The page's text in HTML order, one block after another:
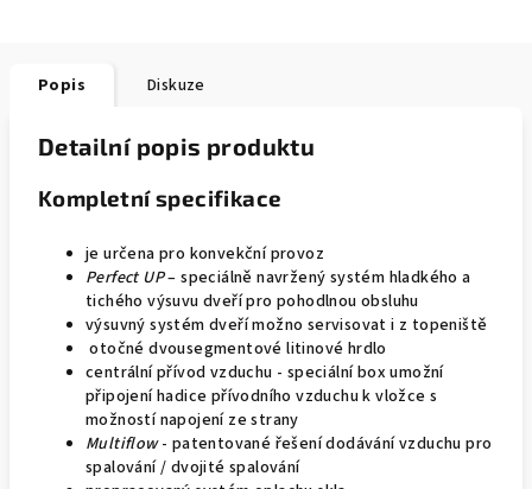
Popis Diskuze
Detailní popis produktu
Kompletní specifikace
je určena pro konvekční provoz
Perfect UP– speciálně navržený systém hladkého a
tichého výsuvu dveří pro pohodlnou obsluhu
výsuvný systém dveří možno servisovat i z topeniště
otočné dvousegmentové litinové hrdlo
centrální přívod vzduchu - speciální box umožní
připojení hadice přívodního vzduchu k vložce s
možností napojení ze strany
Multiflow - patentované řešení dodávání vzduchu pro
spalování / dvojité spalování